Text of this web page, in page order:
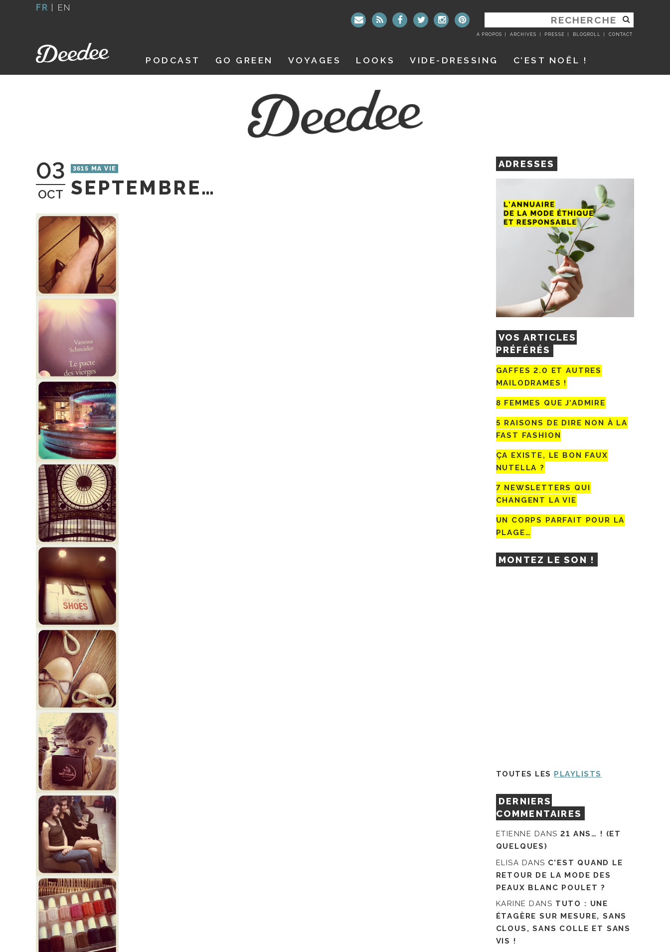
FR | EN
RECHERCHER
:
A PROPOS ARCHIVES PRESSE BLOGROLL CONTACT
PODCAST GO GREEN VOYAGES LOOKS VIDE-DRESSING C’EST NOËL !
03
OCT
3615 MA VIE
SEPTEMBRE…
ADRESSES
VOS ARTICLES
PRÉFÉRÉS
GAFFES 2.0 ET AUTRES
MAILODRAMES !
8 FEMMES QUE J’ADMIRE
5 RAISONS DE DIRE NON À LA
FAST FASHION
ÇA EXISTE, LE BON FAUX
NUTELLA ?
7 NEWSLETTERS QUI
CHANGENT LA VIE
UN CORPS PARFAIT POUR LA
PLAGE…
MONTEZ LE SON !
TOUTES LES PLAYLISTS
DERNIERS
COMMENTAIRES
ETIENNE DANS21 ANS… ! (ET
QUELQUES)
ELISA DANS C’EST QUAND LE
RETOUR DE LA MODE DES
PEAUX BLANC POULET ?
KARINE DANS TUTO : UNE
ÉTAGÈRE SUR MESURE, SANS
CLOUS, SANS COLLE ET SANS
VIS !